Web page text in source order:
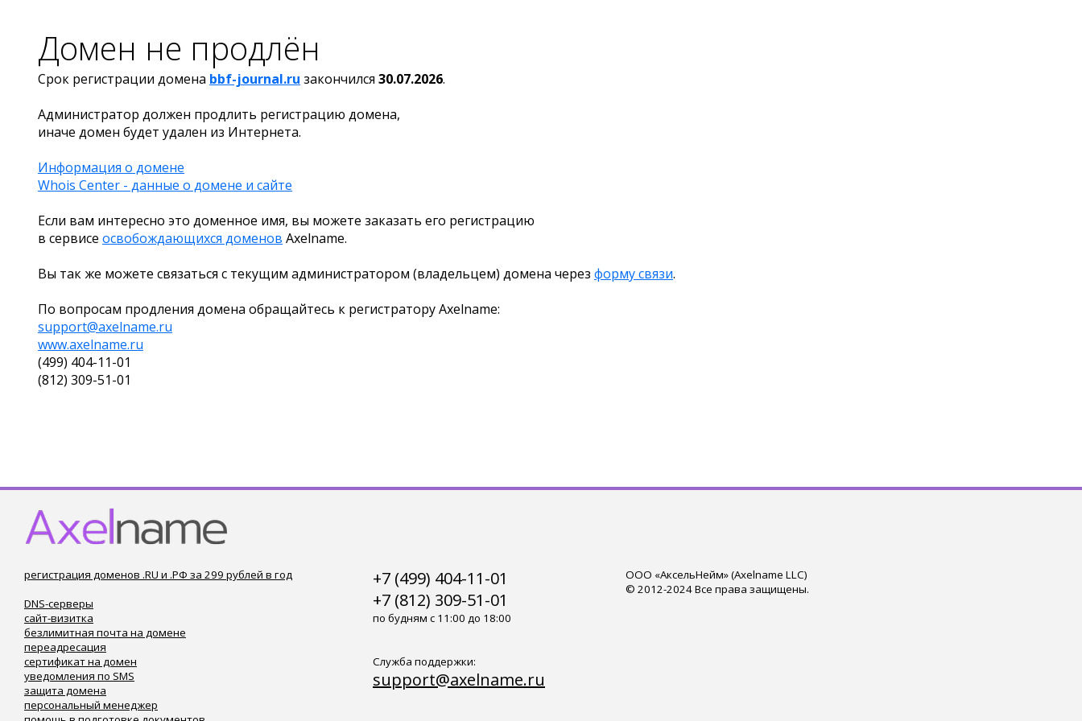
Домен не продлён
Срок регистрации домена bbf-journal.ru закончился 30.07.2026.
Администратор должен продлить регистрацию домена,
иначе домен будет удален из Интернета.
Информация о домене
Whois Center - данные о домене и сайте
Если вам интересно это доменное имя, вы можете заказать его регистрацию
в сервисе освобождающихся доменов Axelname.
Вы так же можете связаться с текущим администратором (владельцем) домена через форму связи.
По вопросам продления домена обращайтесь к регистратору Axelname:
support@axelname.ru
www.axelname.ru
(499) 404-11-01
(812) 309-51-01
регистрация доменов .RU и .РФ за 299 рублей в год
DNS-серверы
сайт-визитка
безлимитная почта на домене
переадресация
сертификат на домен
уведомления по SMS
защита домена
персональный менеджер
+7 (499) 404-11-01
+7 (812) 309-51-01
по будням с 11:00 до 18:00
Служба поддержки:
support@axelname.ru
ООО «АксельНейм» (Axelname LLC)
© 2012-2024 Все права защищены.